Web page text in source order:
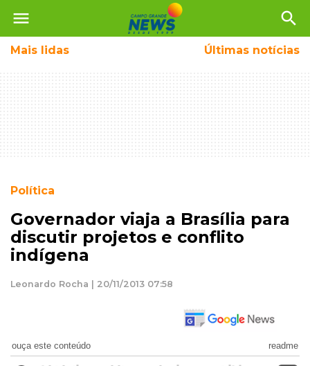
menu search
Mais lidas Últimas notícias
Política
Governador viaja a Brasília para
discutir projetos e conflito
indígena
Leonardo Rocha | 20/11/2013 07:58
ouça este conteúdo readme